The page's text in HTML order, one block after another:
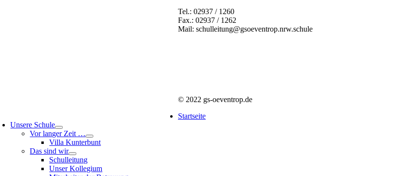
Tel.: 02937 / 1260
Fax.: 02937 / 1262
Mail: schulleitung@gsoeventrop.nrw.schule
© 2022 gs-oeventrop.de
Startseite
Unsere Schule
Vor langer Zeit …
Villa Kunterbunt
Das sind wir
Schulleitung
Unser Kollegium